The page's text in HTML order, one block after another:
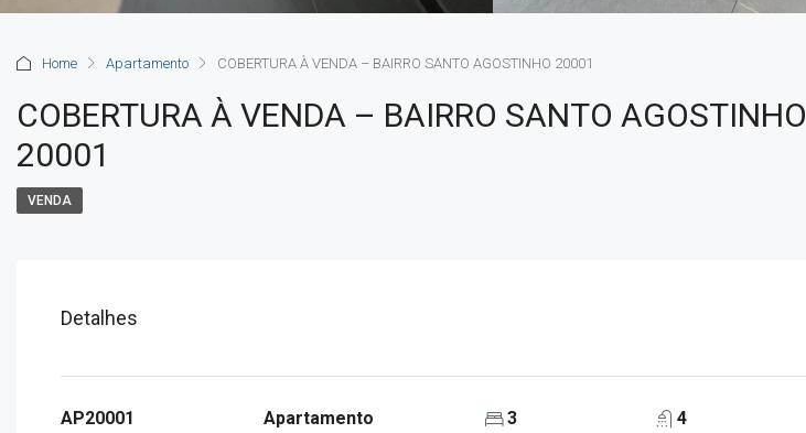
Home Apartamento COBERTURA À VENDA – BAIRRO SANTO AGOSTINHO 20001
COBERTURA À VENDA – BAIRRO SANTO AGOSTINHO
20001
VENDA
Detalhes
AP20001 Apartamento 3 4